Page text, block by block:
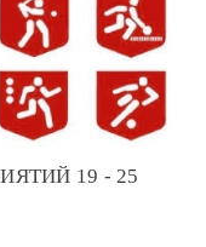
19 - 25